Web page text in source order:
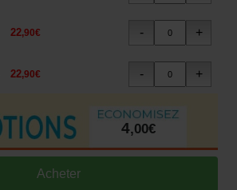
22,90€
22,90€
4,00€